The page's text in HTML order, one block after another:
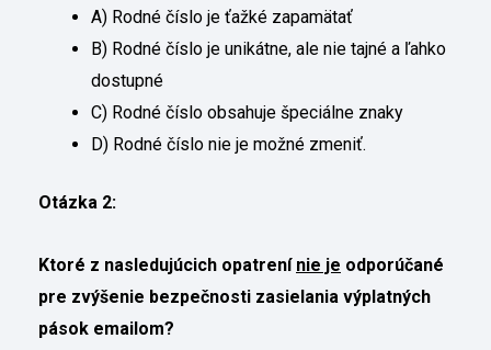
A) Rodné číslo je ťažké zapamätať
B) Rodné číslo je unikátne, ale nie tajné a ľahko
dostupné
C) Rodné číslo obsahuje špeciálne znaky
D) Rodné číslo nie je možné zmeniť.
Otázka 2:
Ktoré z nasledujúcich opatrení nie je odporúčané
pre zvýšenie bezpečnosti zasielania výplatných
pások emailom?